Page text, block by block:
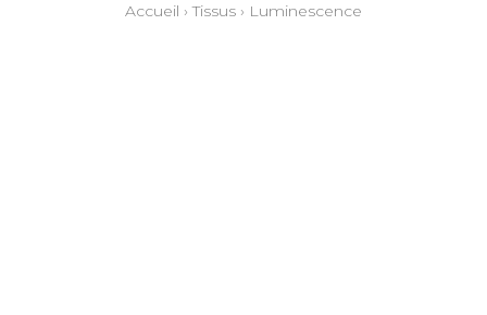
Accueil ›Tissus › Luminescence